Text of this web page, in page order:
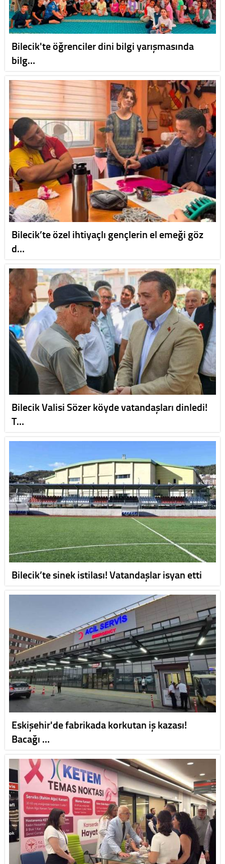
Bilecik'te öğrenciler dini bilgi yarışmasında
bilg…
Bilecik’te özel ihtiyaçlı gençlerin el emeği göz
d…
Bilecik Valisi Sözer köyde vatandaşları dinledi!
T…
Bilecik’te sinek istilası! Vatandaşlar isyan etti
Eskişehir'de fabrikada korkutan iş kazası!
Bacağı …